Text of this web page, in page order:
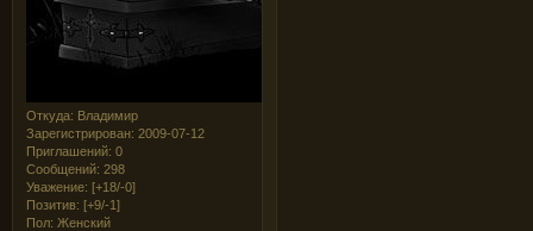
Откуда: Владимир
Зарегистрирован: 2009-07-12
Приглашений: 0
Сообщений: 298
Уважение: [+18/-0]
Позитив: [+9/-1]
Пол: Женский